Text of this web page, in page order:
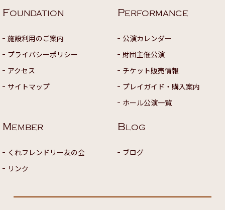
FOUNDATION
施設利用のご案内
プライバシーポリシー
アクセス
サイトマップ
PERFORMANCE
公演カレンダー
財団主催公演
チケット販売情報
プレイガイド・購入案内
ホール公演一覧
MEMBER
くれフレンドリー友の会
リンク
BLOG
ブログ